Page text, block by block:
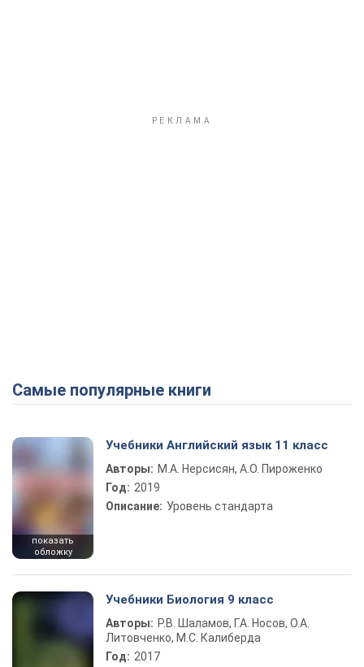
Самые популярные книги
показать
обложку
Учебники Английский язык 11 класс
Авторы: М.А. Нерсисян, А.О. Пироженко
Год: 2019
Описание: Уровень стандарта
Учебники Биология 9 класс
Авторы: Р.В. Шаламов, Г.А. Носов, О.А.
Литовченко, М.С. Калиберда
Год: 2017